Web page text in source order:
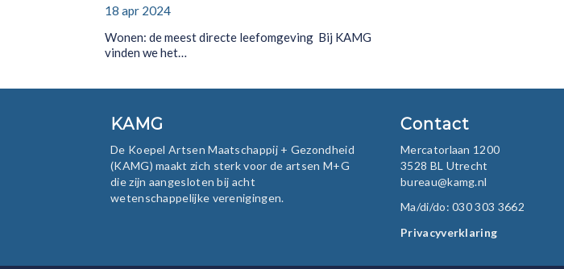
18 apr 2024
Wonen: de meest directe leefomgeving Bij KAMG
vinden we het…
KAMG
De Koepel Artsen Maatschappij + Gezondheid
(KAMG) maakt zich sterk voor de artsen M+G
die zijn aangesloten bij acht
wetenschappelijke verenigingen.
Contact
Mercatorlaan 1200
3528 BL Utrecht
bureau@kamg.nl
Ma/di/do: 030 303 3662
Privacyverklaring